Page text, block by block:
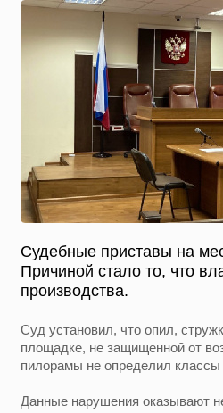
Судебные приставы на
Причиной стало то, что
производства.
Суд установил, что опил,
площадке, не защищенной от
пилорамы не определил классы
Данные нарушения оказывают